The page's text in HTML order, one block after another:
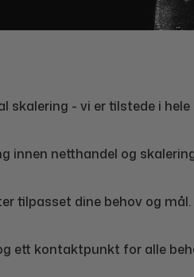
skalering - vi er tilstede i
innen netthandel og
tilpasset dine behov og mål.
ett kontaktpunkt for alle